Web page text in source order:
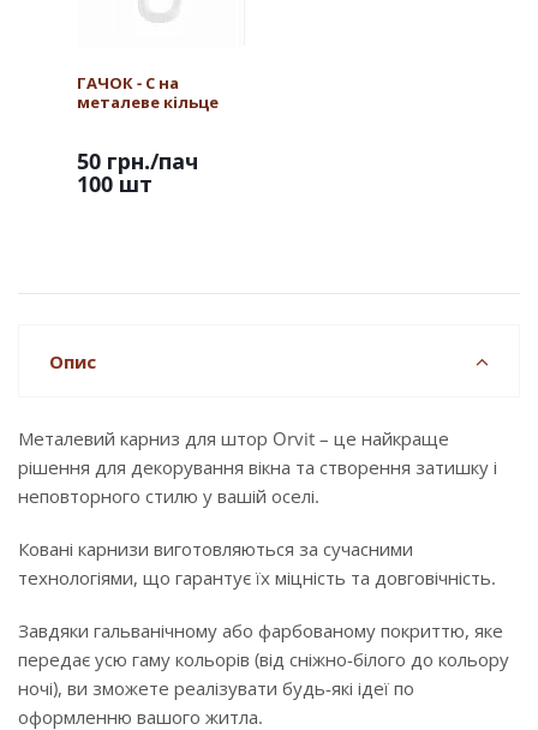
ГАЧОК - С на
металеве кільце
50 грн./пач
100 шт
Опис
Металевий карниз для штор Orvit – це найкраще
рішення для декорування вікна та створення затишку і
неповторного стилю у вашій оселі.
Ковані карнизи виготовляються за сучасними
технологіями, що гарантує їх міцність та довговічність.
Завдяки гальванічному або фарбованому покриттю, яке
передає усю гаму кольорів (від сніжно-білого до кольору
ночі), ви зможете реалізувати будь-які ідеї по
оформленню вашого житла.